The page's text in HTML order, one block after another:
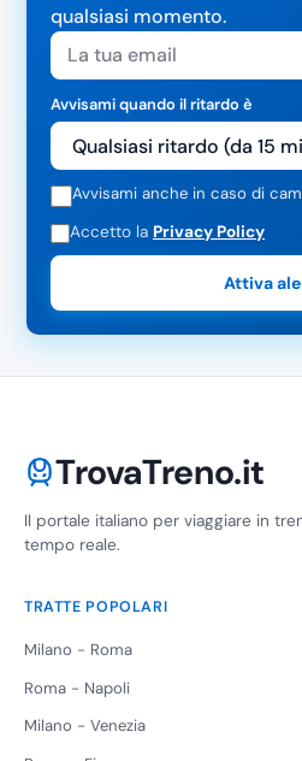
qualsiasi momento.
Avvisami quando il ritardo è
Avvisami anche in caso di
Accetto la Privacy Policy
Attiva
TrovaTreno.it
Il portale italiano per viaggiare in
tempo reale.
TRATTE POPOLARI
Milano - Roma
Roma - Napoli
Milano - Venezia